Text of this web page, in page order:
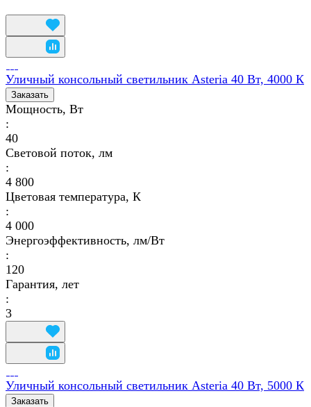
Уличный консольный светильник Asteria 40 Вт, 4000 К
Заказать
Мощность, Вт
:
40
Световой поток, лм
:
4 800
Цветовая температура, К
:
4 000
Энергоэффективность, лм/Вт
:
120
Гарантия, лет
:
3
Уличный консольный светильник Asteria 40 Вт, 5000 К
Заказать